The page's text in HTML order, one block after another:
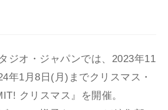
ジオ・ジャパンでは、2023年11
年1月8日(月)までクリスマス・
クリスマス』を開催。